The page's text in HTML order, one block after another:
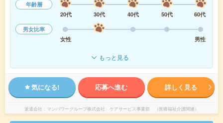
年齢層
20代
30代 40代 50代
60代
男女比率
女性
男性
もっと見る
気になる! 応募へ進む 詳しく見る
派遣会社 マンパワーグループ株式会社 ケアサービス事業部 （医療福祉介護関連）